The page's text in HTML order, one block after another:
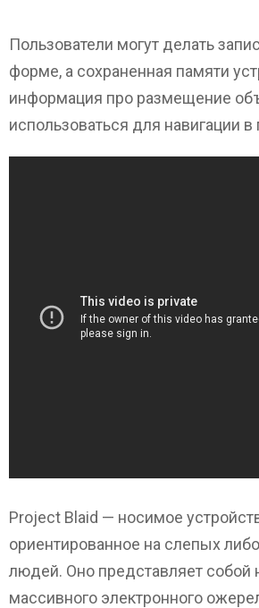
Пользователи могут делать
форме, а сохраненная памяти
информация про размещение
использоваться для навигации
Project Blaid — носимое
ориентированное на слепых
людей. Оно представляет собой
массивного электронного